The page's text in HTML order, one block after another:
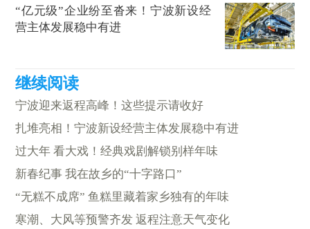
“亿元级”企业纷至沓来！宁波新设经
营主体发展稳中有进
宁波迎来返程高峰！这些提示请收好
扎堆亮相！宁波新设经营主体发展稳中有进
过大年 看大戏！经典戏剧解锁别样年味
新春纪事 我在故乡的“十字路口”
“无糕不成席” 鱼糕里藏着家乡独有的年味
寒潮、大风等预警齐发 返程注意天气变化